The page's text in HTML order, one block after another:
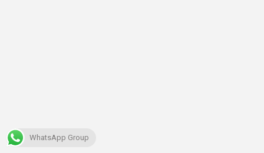
WhatsApp Group